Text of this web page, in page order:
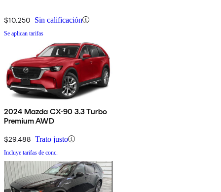
$10,250 Sin calificación
Se aplican tarifas
2024 Mazda CX-90 3.3 Turbo
Premium AWD
$29,488 Trato justo
Incluye tarifas de conc.